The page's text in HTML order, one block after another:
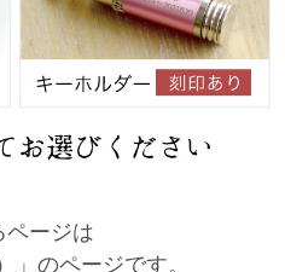
ージは
」のページです。